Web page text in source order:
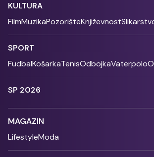
KULTURA
FilmMuzikaPozorišteKnjiževnost
SPORT
FudbalKošarkaTenisOdbojkaVaterpolo
SP 2026
MAGAZIN
LifestyleModa